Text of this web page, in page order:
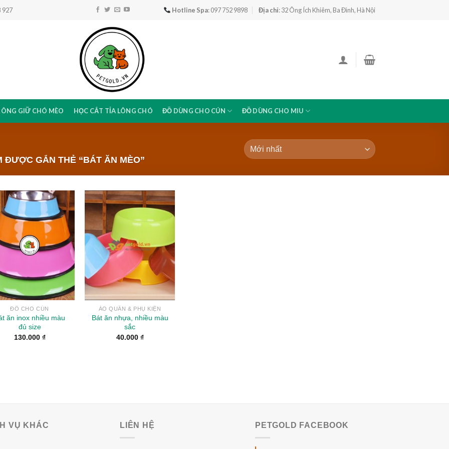
927 Hotline Spa: 097 752 9898 Địa chỉ: 32 Ông Ích Khiêm, Ba Đình, Hà Nội
GIỮ CHÓ MÈO HỌC CẮT TỈA LÔNG CHÓ ĐỒ DÙNG CHO CÚN ĐỒ DÙNG CHO MIU
ĐƯỢC GẮN THẺ “BÁT ĂN MÈO”
Add to
Wishlist
ĐỒ CHO CÚN
ăn inox nhiều màu
đủ size
130.000 ₫
Add to
Wishlist
ÁO QUẦN & PHỤ KIỆN
Bát ăn nhựa, nhiều màu
sắc
40.000 ₫
VỤ KHÁC LIÊN HỆ PETGOLD FACEBOOK